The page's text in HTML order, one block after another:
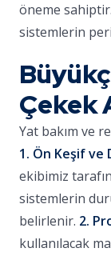
öneme
sistemlerin
Çekek
Yat bakım ve
1. Ön Keşif ve
ekibimiz
sistemlerin
belirlenir. 2.
kullanılacak